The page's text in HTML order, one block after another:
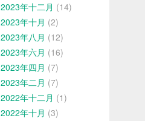
2023年十二月 (14)
2023年十月 (2)
2023年八月 (12)
2023年六月 (16)
2023年四月 (7)
2023年二月 (7)
2022年十二月 (1)
2022年十月 (3)